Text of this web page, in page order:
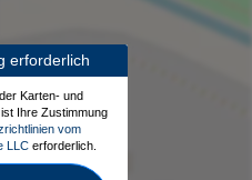
erforderlich
Karten- und
Ihre Zustimmung
vom
LLC erforderlich.